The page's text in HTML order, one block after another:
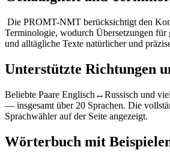
Die PROMT-NMT berücksichtigt den
Terminologie, wodurch Übersetzungen für
und alltägliche Texte natürlicher und
Unterstützte Richtungen
Beliebte Paare Englisch↔Russisch und
— insgesamt über 20 Sprachen. Die
Sprachwähler auf der Seite angezeigt.
Wörterbuch mit